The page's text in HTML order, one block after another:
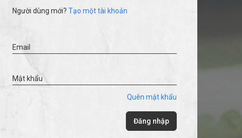
Người dùng mới? Tạo một tài khoản
Email
Mật khẩu
Quên mật khẩu
Đăng nhập